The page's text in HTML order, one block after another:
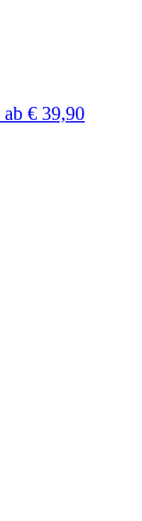
ab € 39,90